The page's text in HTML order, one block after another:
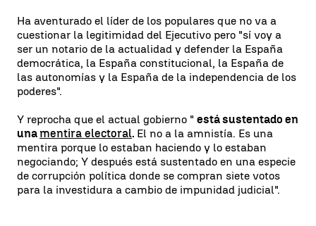
Ha aventurado el líder de los populares que no va a
cuestionar la legitimidad del Ejecutivo pero "sí voy a
ser un notario de la actualidad y defender la España
democrática, la España constitucional, la España de
las autonomías y la España de la independencia de los
poderes".
Y reprocha que el actual gobierno " está sustentado en
unamentira electoral. El no a la amnistía. Es una
mentira porque lo estaban haciendo y lo estaban
negociando; Y después está sustentado en una especie
de corrupción política donde se compran siete votos
para la investidura a cambio de impunidad judicial".